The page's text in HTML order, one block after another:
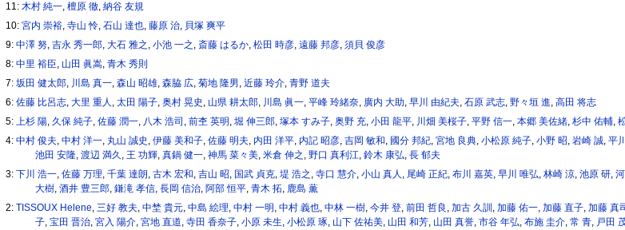
11:木村 純一,檀原 徹,納谷 友規
10:宮内 崇裕,寺山 怜,石山 達也,藤原 治, 貝塚 爽平
9:中澤 努,吉永 秀一郎,大石 雅之 ,小池 一之 ,斎藤 はるか,松田 時彦,遠藤 邦彦,須貝 俊彦
8:中里 裕臣, 山田 眞嵩,青木 秀則
7:坂田 健太郎, 川島 真一,森山 昭雄,森脇 広,菊地 隆男,近藤 玲介,青野 道夫
6:佐藤 比呂志,大里 重人 ,太田 陽子,奥村 晃史 , 山県 耕太郎, 川島 眞一,平峰 玲緒奈, 廣内 大助,早川 由紀夫,石原 武志,野々垣 進,高田 将志
5:上杉 陽, 久保 純子,佐藤 潤一, 八木 浩司 ,前杢 英明 ,堀 伸三郎,塚本 すみ子,奥野 充,小田 龍平, 川畑 美桜子,平野 信一,本郷 美佐緒,杉中 佑輔,
4:中村 俊夫,中村 洋一, 丸山 誠史 ,伊藤 美和子,佐藤 明夫, 内田 洋平, 内記 昭彦,吉岡 敏和, 國分 邦紀,宮地 良典,小松原 純子,小野 昭,岩崎 誠,平
池田 安隆, 渡辺 満久 , 王 功輝, 真鍋 健一, 神馬 菜々美, 米倉 伸之 , 野口 真利江, 鈴木 康弘, 長 郁夫
3:下川 浩一,佐藤 万理,千葉 達朗,古木 宏和,吉山 昭, 国武 貞克,堤 浩之 ,寺口 慧介,小山 真人 , 尾崎 正紀,布川 嘉英,早川 唯弘,林崎 涼,池原 研,
大樹, 酒井 豊三郎, 鎌滝 孝信, 長岡 信治, 阿部 恒平, 青木 拓, 鹿島 薫
2:TISSOUX Helene,三好 教夫,中埜 貴元,中島 絵理,中村 一明 ,中村 義也,中林 一樹,今井 登,前田 哲良 ,加古 久訓 ,加藤 佑一,加藤 直子,加藤 真
子, 宝田 晋治, 宮入 陽介, 宮地 直道, 寺田 香奈子, 小原 未生, 小松原 琢, 山下 佐祐美, 山田 和芳, 山田 真誉, 市谷 年弘, 布施 圭介, 常 青, 戸田